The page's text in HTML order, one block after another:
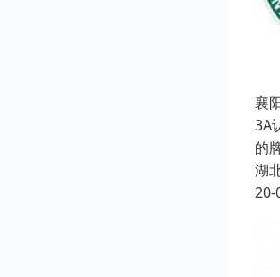
襄
3A
的
湖
20-